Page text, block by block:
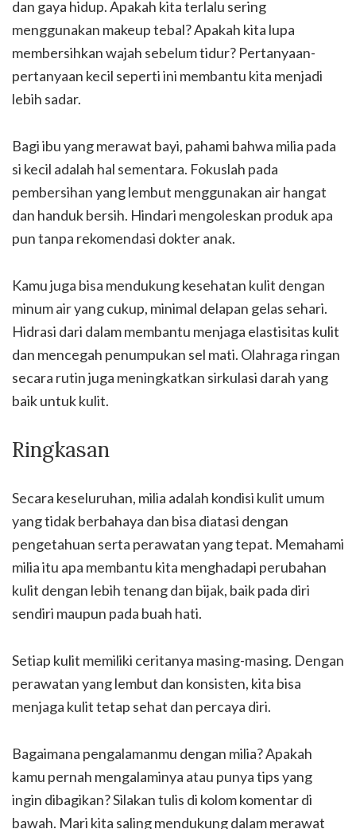
dan gaya hidup. Apakah kita terlalu sering
menggunakan makeup tebal? Apakah kita lupa
membersihkan wajah sebelum tidur? Pertanyaan-
pertanyaan kecil seperti ini membantu kita menjadi
lebih sadar.
Bagi ibu yang merawat bayi, pahami bahwa milia pada
si kecil adalah hal sementara. Fokuslah pada
pembersihan yang lembut menggunakan air hangat
dan handuk bersih. Hindari mengoleskan produk apa
pun tanpa rekomendasi dokter anak.
Kamu juga bisa mendukung kesehatan kulit dengan
minum air yang cukup, minimal delapan gelas sehari.
Hidrasi dari dalam membantu menjaga elastisitas kulit
dan mencegah penumpukan sel mati. Olahraga ringan
secara rutin juga meningkatkan sirkulasi darah yang
baik untuk kulit.
Ringkasan
Secara keseluruhan, milia adalah kondisi kulit umum
yang tidak berbahaya dan bisa diatasi dengan
pengetahuan serta perawatan yang tepat. Memahami
milia itu apa membantu kita menghadapi perubahan
kulit dengan lebih tenang dan bijak, baik pada diri
sendiri maupun pada buah hati.
Setiap kulit memiliki ceritanya masing-masing. Dengan
perawatan yang lembut dan konsisten, kita bisa
menjaga kulit tetap sehat dan percaya diri.
Bagaimana pengalamanmu dengan milia? Apakah
kamu pernah mengalaminya atau punya tips yang
ingin dibagikan? Silakan tulis di kolom komentar di
bawah. Mari kita saling mendukung dalam merawat